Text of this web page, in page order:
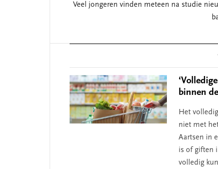
Veel jongeren vinden meteen na studie
binnen
Het
niet met
Aartsen in
is of giften
volledig